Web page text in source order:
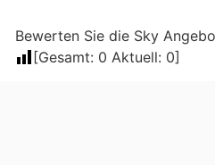
Bewerten Sie die Sky
[Gesamt: 0 Aktuell: 0]